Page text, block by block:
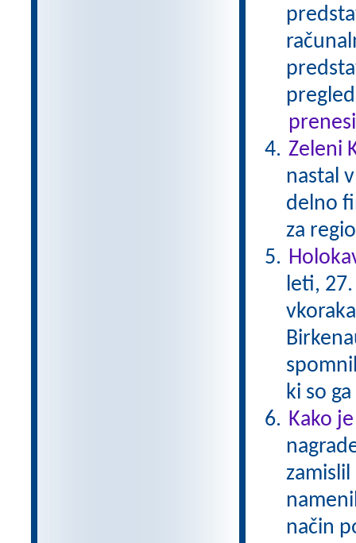
Zeleni
nastal
delno
za
leti,
ki so
Kako
način